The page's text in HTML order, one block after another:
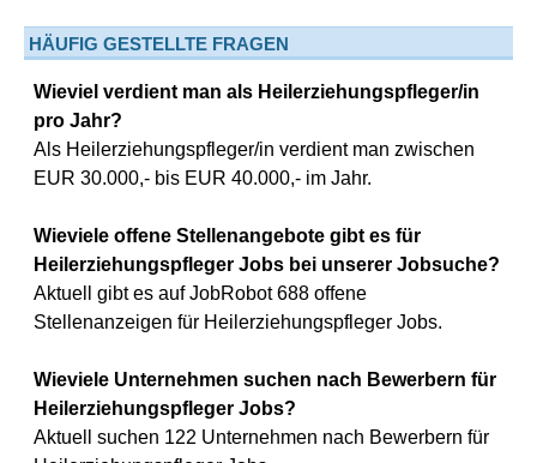
HÄUFIG GESTELLTE FRAGEN
Wieviel verdient man als Heilerziehungspfleger/in
pro Jahr?
Als Heilerziehungspfleger/in verdient man zwischen
EUR 30.000,- bis EUR 40.000,- im Jahr.
Wieviele offene Stellenangebote gibt es für
Heilerziehungspfleger Jobs bei unserer Jobsuche?
Aktuell gibt es auf JobRobot 688 offene
Stellenanzeigen für Heilerziehungspfleger Jobs.
Wieviele Unternehmen suchen nach Bewerbern für
Heilerziehungspfleger Jobs?
Aktuell suchen 122 Unternehmen nach Bewerbern für